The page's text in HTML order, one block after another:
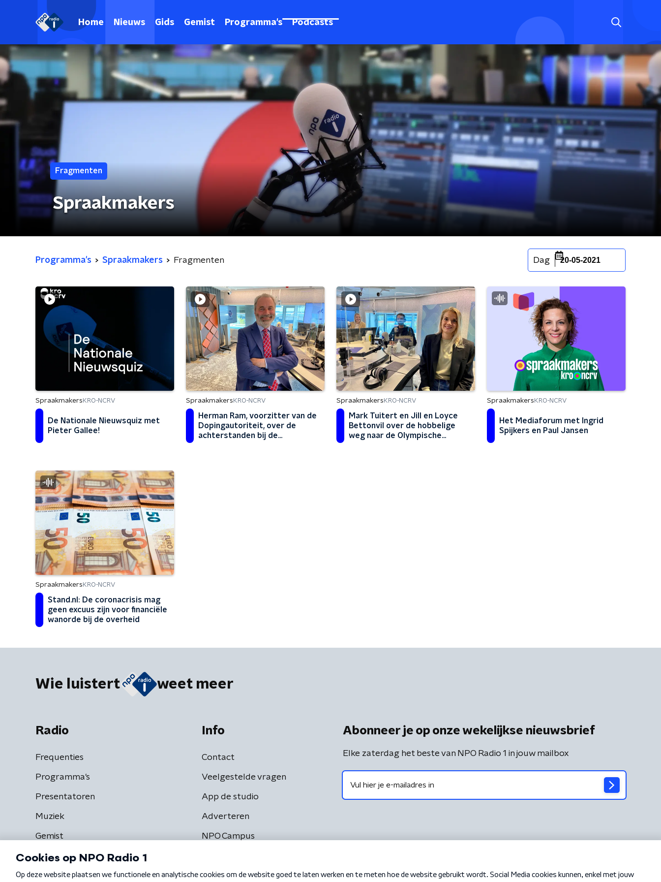
Home Nieuws Gids Gemist Programma's Podcasts
Fragmenten
Spraakmakers
Programma's Spraakmakers Fragmenten Dag 20-05-2021
Spraakmakers KRO-NCRV
De Nationale Nieuwsquiz met
Pieter Gallee!
Spraakmakers KRO-NCRV
Herman Ram, voorzitter van de
Dopingautoriteit, over de
achterstanden bij de
Spraakmakers KRO-NCRV
Mark Tuitert en Jill en Loyce
Bettonvil over de hobbelige
weg naar de Olympische
Spraakmakers KRO-NCRV
Het Mediaforum met Ingrid
Spijkers en Paul Jansen
Spraakmakers KRO-NCRV
Stand.nl: De coronacrisis mag
geen excuus zijn voor financiële
wanorde bij de overheid
Wie luistert weet meer
Radio
Frequenties
Programma's
Presentatoren
Muziek
Gemist
Info
Contact
Veelgestelde vragen
App de studio
Adverteren
NPO Campus
Abonneer je op onze wekelijkse nieuwsbrief
Elke zaterdag het beste van NPO Radio 1 in jouw mailbox